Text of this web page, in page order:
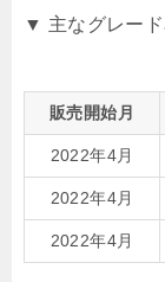
▼ 主なグレード
販売開始月
2022年4月
2022年4月
2022年4月